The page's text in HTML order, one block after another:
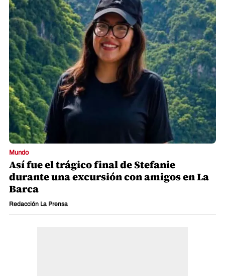
Mundo
Así fue el trágico final de Stefanie
durante una excursión con amigos en La
Barca
Redacción La Prensa